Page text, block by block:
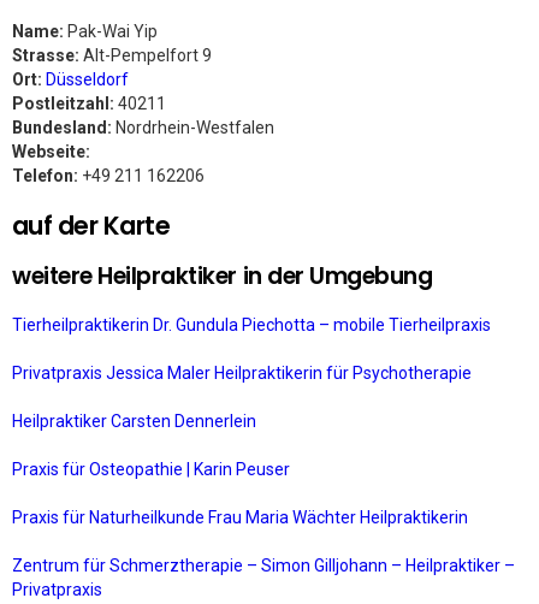
Name: Pak-Wai Yip
Strasse: Alt-Pempelfort 9
Ort: Düsseldorf
Postleitzahl: 40211
Bundesland: Nordrhein-Westfalen
Webseite:
Telefon: +49 211 162206
auf der Karte
weitere Heilpraktiker in der Umgebung
Tierheilpraktikerin Dr. Gundula Piechotta – mobile Tierheilpraxis
Privatpraxis Jessica Maler Heilpraktikerin für Psychotherapie
Heilpraktiker Carsten Dennerlein
Praxis für Osteopathie | Karin Peuser
Praxis für Naturheilkunde Frau Maria Wächter Heilpraktikerin
Zentrum für Schmerztherapie – Simon Gilljohann – Heilpraktiker –
Privatpraxis